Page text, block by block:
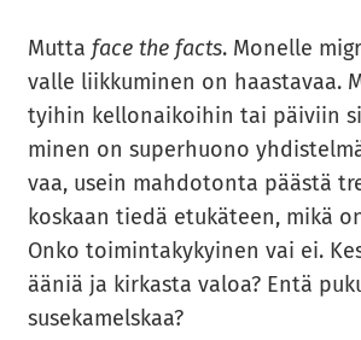
Mutta face the facts. Mo­nel­le
val­le liik­ku­mi­nen on haas­ta­vaa.
tyi­hin kel­lo­nai­koi­hin tai päi­viin
mi­nen on su­per­huo­no
vaa, usein mah­do­ton­ta pääs­tä
kos­kaan tiedä etu­kä­teen, mikä
Onko toi­min­ta­ky­kyi­nen vai ei.
ääniä ja kir­kas­ta valoa? Entä
suse­ka­mels­kaa?